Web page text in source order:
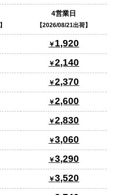
4営業日
2026/08/21出荷
1,920
2,140
2,370
2,600
2,830
3,060
3,290
3,520